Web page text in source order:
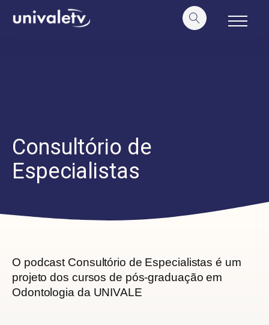
conteúdo
Consultório de
Especialistas
O podcast Consultório de Especialistas é um
projeto dos cursos de pós-graduação em
Odontologia da UNIVALE